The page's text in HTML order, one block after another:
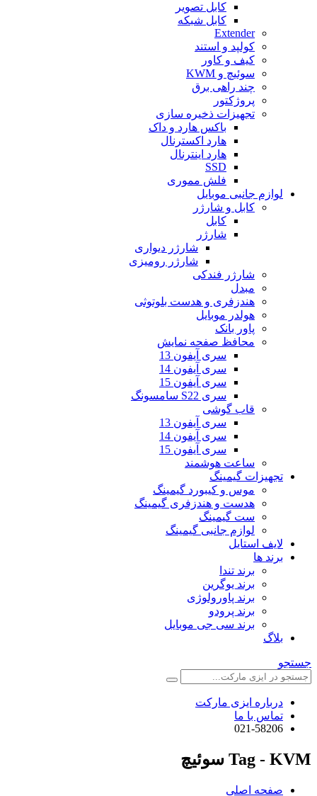
کابل تصویر
کابل شبکه
Extender
کولپد و استند
کیف و کاور
سوئیچ و KWM
چند راهی برق
پروژکتور
تجهیزات ذخیره سازی
باکس هارد و داک
هارد اکسترنال
هارد اینترنال
SSD
فلش مموری
لوازم جانبی موبایل
کابل و شارژر
کابل
شارژر
شارژر دیواری
شارژر رومیزی
شارژر فندکی
مبدل
هندزفری و هدست بلوتوثی
هولدر موبایل
پاور بانک
محافظ صفحه نمایش
سری آیفون 13
سری آیفون 14
سری آیفون 15
سری S22 سامسونگ
قاب گوشی
سری آیفون 13
سری آیفون 14
سری آیفون 15
ساعت هوشمند
تجهیزات گیمینگ
موس و کیبورد گیمینگ
هدست و هندزفری گیمینگ
ست گیمینگ
لوازم جانبی گیمینگ
لایف استایل
برند ها
برند تندا
برند یوگرین
برند پاورولوژی
برند پرودو
برند سی جی موبایل
بلاگ
جستجو
درباره ایزی مارکت
تماس با ما
021-58206
Tag - KVM سوئیچ
صفحه اصلی